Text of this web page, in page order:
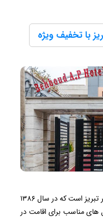
با تخفیف ویژه
هتل شهریار یک هتل ۵ ستاره در شهر تبریز است که در سال ۱۳۸۶
های مناسب برای اقامت در